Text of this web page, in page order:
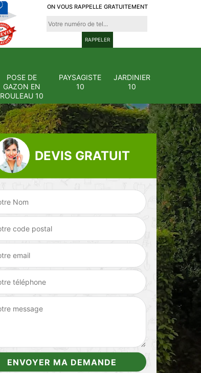
ON VOUS RAPPELLE GRATUITEMENT
POSE DE
GAZON EN
ROULEAU 10
PAYSAGISTE
10
JARDINIER
10
changement
grillage et clôture
10
Pose de gazon en
rouleau 10
DEVIS GRATUIT